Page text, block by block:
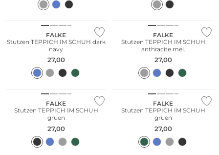
Große Größen
FALKE
Stutzen TEPPICH IM SCHUH dark
navy
27,00
FALKE
Stutzen TEPPICH IM SCHUH
anthracite mel.
27,00
Große Größen
FALKE
Stutzen TEPPICH IM SCHUH
gruen
27,00
Große Größen
FALKE
Stutzen TEPPICH IM SCHUH
gruen
27,00
Große Größen Nachhaltig